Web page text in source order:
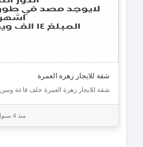
شقة للايجار زهرة العمرة
شقة للايجار زهرة العمرة خلف قاعة وسن
منذ 4 سنوات